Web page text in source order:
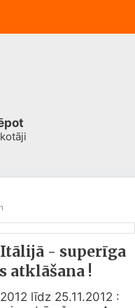
- superīga
atklāšana !
līdz 25.11.2012 :